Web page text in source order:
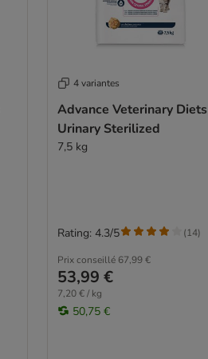
4 variantes
Advance Veterinary Diets
Urinary Sterilized
7,5 kg
Prix conseillé 67,99 €
53,99 €
7,20 € / kg
50,75 €
Rating: 4.3/5 (14)